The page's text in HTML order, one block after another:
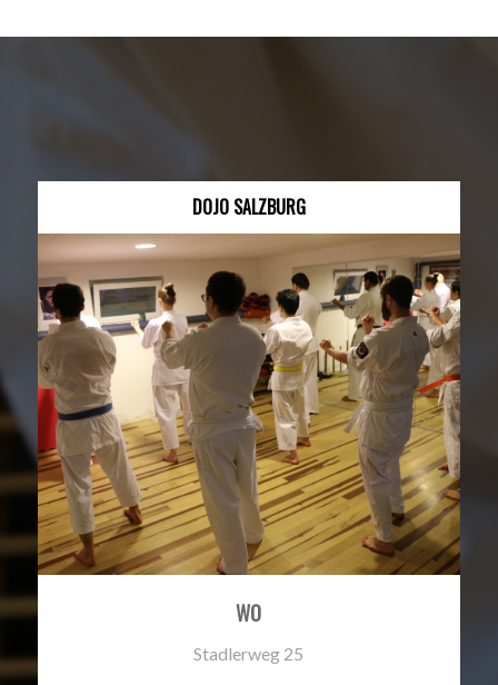
DOJO SALZBURG
WO
Stadlerweg 25